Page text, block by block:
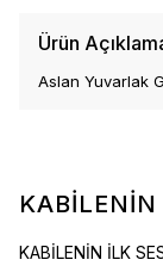
Ürün
Aslan Yuvarlak
KABİLENİN
KABİLENİN İLK